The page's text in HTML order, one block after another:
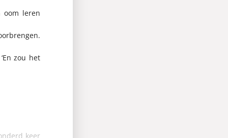
oom leren
zou het
keer